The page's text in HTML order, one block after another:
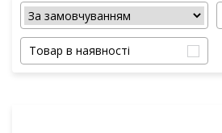
Товар в наявності